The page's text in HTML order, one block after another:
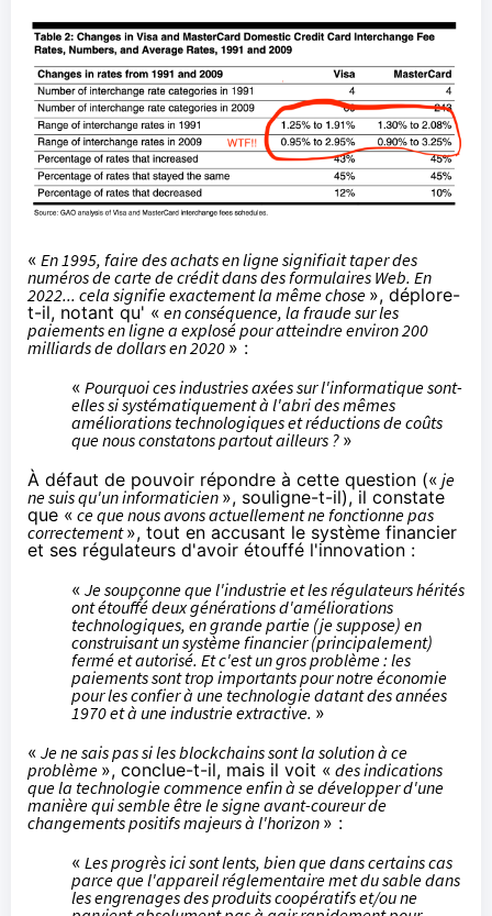
« En 1995, faire des achats en ligne signifiait taper des
numéros de carte de crédit dans des formulaires Web. En
2022... cela signifie exactement la même chose », déplore-
t-il, notant qu' « en conséquence, la fraude sur les
paiements en ligne a explosé pour atteindre environ200
milliards de dollars en 2020 » :
« Pourquoi ces industries axées sur l'informatique sont-
elles si systématiquement à l'abri des mêmes
améliorations technologiques et réductions de coûts
que nous constatons partout ailleurs ? »
À défaut de pouvoir répondre à cette question (« je
ne suis qu'un informaticien», souligne-t-il), il constate
que « ce que nous avons actuellement ne fonctionne pas
correctement», tout en accusant le système financier
et ses régulateurs d'avoir étouffé l'innovation :
« Je soupçonne que l'industrie et les régulateurs hérités
ont étouffé deux générations d'améliorations
technologiques, en grande partie (je suppose) en
construisant un système financier (principalement)
fermé et autorisé. Et c'est un gros problème : les
paiements sont trop importants pour notre économie
pour les confier à une technologie datant des années
1970 et à une industrie extractive. »
« Je ne sais pas si les blockchains sont la solution à ce
problème », conclue-t-il, mais il voit « des indications
que la technologie commence enfin à se développer d'une
manière qui semble être le signe avant-coureur de
changements positifs majeurs à l'horizon » :
« Les progrès ici sont lents, bien que dans certains cas
parce que l'appareil réglementairemet du sable dans
les engrenagesdes produits coopératifs et/ou ne